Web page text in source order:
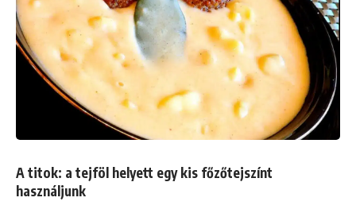
A titok: a tejföl helyett egy kis főzőtejszínt
használjunk